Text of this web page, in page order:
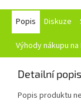
Popis Diskuze
Výhody nákupu na
Detailní
Popis produktu